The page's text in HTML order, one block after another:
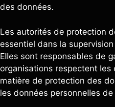
des données.
Les autorités de protection
essentiel dans la supervision
Elles sont responsables de
organisations respectent
matière de protection des
les données personnelles